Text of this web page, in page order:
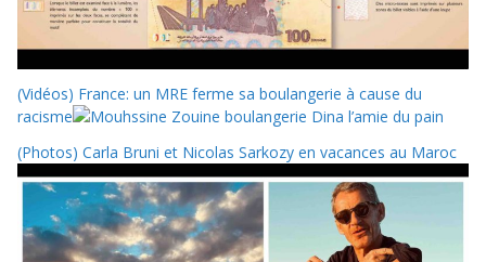
(Vidéos) France: un MRE ferme sa boulangerie à cause du
racisme
(Photos) Carla Bruni et Nicolas Sarkozy en vacances au Maroc